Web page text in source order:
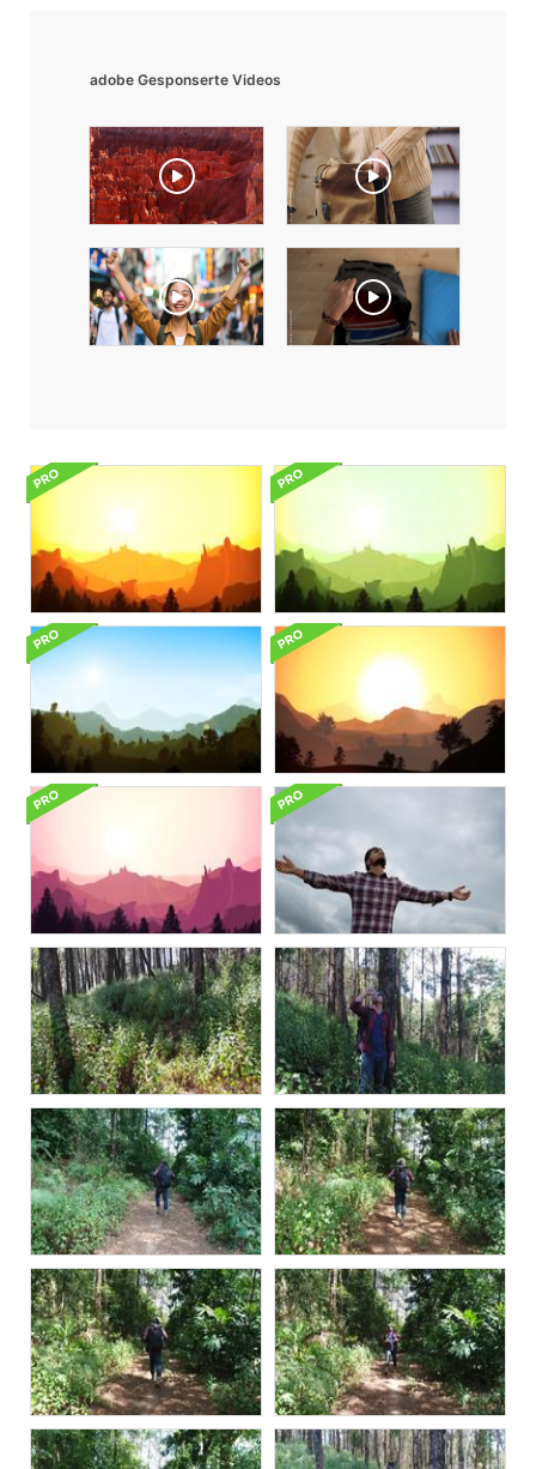
adobe Gesponserte Videos